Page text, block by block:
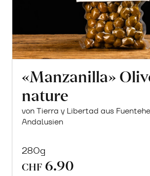
«Manzanilla»
nature
von Tierra y Libertad aus
Andalusien
280g
CHF 6.90